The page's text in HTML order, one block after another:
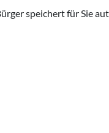
speichert für Sie